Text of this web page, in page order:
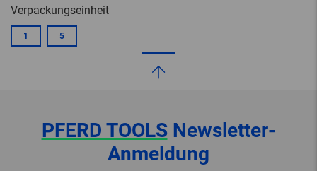
Verpackungseinheit
1 5
PFERD TOOLSNewsletter-
Anmeldung